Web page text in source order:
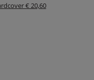
€ 20,60